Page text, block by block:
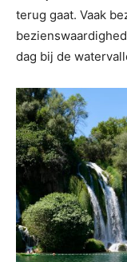
terug gaat. Vaak
dag bij de